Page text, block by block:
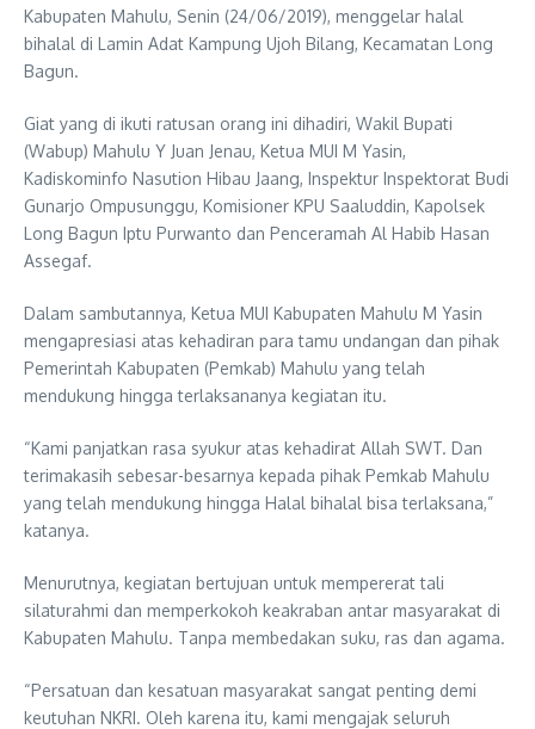
Kabupaten Mahulu, Senin (24/06/2019), menggelar halal
bihalal di Lamin Adat Kampung Ujoh Bilang, Kecamatan Long
Bagun.
Giat yang di ikuti ratusan orang ini dihadiri, Wakil Bupati
(Wabup) Mahulu Y Juan Jenau, Ketua MUI M Yasin,
Kadiskominfo Nasution Hibau Jaang, Inspektur Inspektorat Budi
Gunarjo Ompusunggu, Komisioner KPU Saaluddin, Kapolsek
Long Bagun Iptu Purwanto dan Penceramah Al Habib Hasan
Assegaf.
Dalam sambutannya, Ketua MUI Kabupaten Mahulu M Yasin
mengapresiasi atas kehadiran para tamu undangan dan pihak
Pemerintah Kabupaten (Pemkab) Mahulu yang telah
mendukung hingga terlaksananya kegiatan itu.
“Kami panjatkan rasa syukur atas kehadirat Allah SWT. Dan
terimakasih sebesar-besarnya kepada pihak Pemkab Mahulu
yang telah mendukung hingga Halal bihalal bisa terlaksana,”
katanya.
Menurutnya, kegiatan bertujuan untuk mempererat tali
silaturahmi dan memperkokoh keakraban antar masyarakat di
Kabupaten Mahulu. Tanpa membedakan suku, ras dan agama.
“Persatuan dan kesatuan masyarakat sangat penting demi
keutuhan NKRI. Oleh karena itu, kami mengajak seluruh